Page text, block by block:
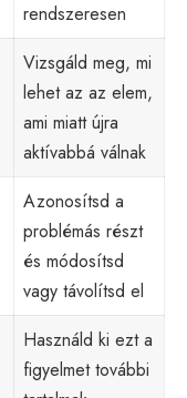
rendszeresen
Vizsgáld meg, mi
lehet az az elem,
ami miatt újra
aktívabbá válnak
Azonosítsd a
problémás részt
és módosítsd
vagy távolítsd el
Használd ki ezt a
figyelmet további